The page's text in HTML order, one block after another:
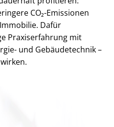
CO₂-Emissionen
Dafür
Praxiserfahrung mit
und Gebäudetechnik –